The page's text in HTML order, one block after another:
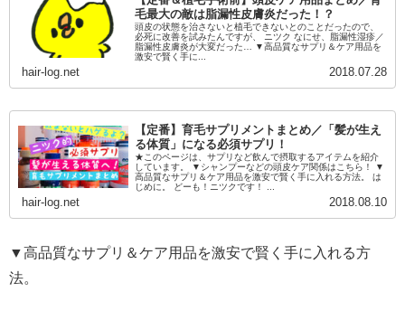
毛最大の敵は脂漏性皮膚炎だった！？
頭皮の状態を治さないと植毛できないとのことだったので、
必死に改善を試みたんですが、 ニツク なにせ、脂漏性湿疹／
脂漏性皮膚炎が大変だった… ▼高品質なサプリ＆ケア用品を
激安で賢く手に...
hair-log.net 2018.07.28
【定番】育毛サプリメントまとめ／「髪が生え
る体質」になる必須サプリ！
★このページは、サプリなど飲んで摂取するアイテムを紹介
しています。 ▼シャンプーなどの頭皮ケア関係はこちら！ ▼
高品質なサプリ＆ケア用品を激安で賢く手に入れる方法。 は
じめに。 どーも！ニツクです！ ...
hair-log.net 2018.08.10
▼高品質なサプリ＆ケア用品を激安で賢く手に入れる方
法。